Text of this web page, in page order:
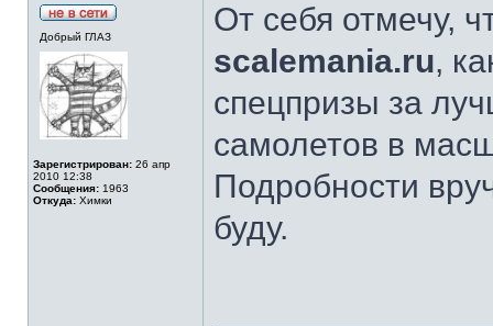
Добрый ГЛАЗ
Зарегистрирован: 26 апр
2010 12:38
Сообщения: 1963
Откуда: Химки
От себя отмечу,
scalemania.ru,
спецпризы за
самолетов в
Подробности
буду.